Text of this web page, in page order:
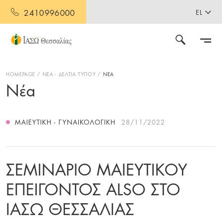
2410996000 EL
HOMEPAGE ΝΕΑ - ΔΕΛΤΙΑ ΤΥΠΟΥ ΝΕΑ
Νέα
ΜΑΙΕΥΤΙΚΉ - ΓΥΝΑΙΚΟΛΟΓΙΚΉ 28/11/2022
ΣΕΜΙΝΑΡΙΟ ΜΑΙΕΥΤΙΚΟΥ
ΕΠΕΙΓΟΝΤΟΣ ALSO ΣΤΟ
ΙΑΣΩ ΘΕΣΣΑΛΙΑΣ